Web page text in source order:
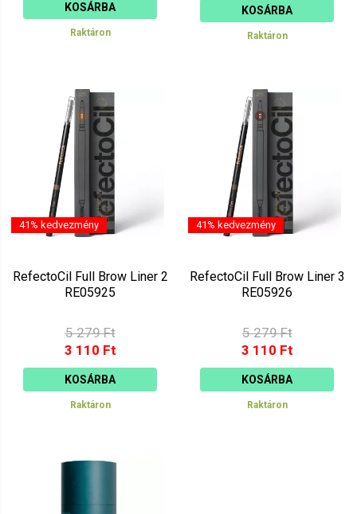
KOSÁRBA
Raktáron
KOSÁRBA
Raktáron
41% kedvezmény
RefectoCil Full Brow Liner 2
RE05925
5 279 Ft
3 110 Ft
KOSÁRBA
Raktáron
41% kedvezmény
RefectoCil Full Brow Liner 3
RE05926
5 279 Ft
3 110 Ft
KOSÁRBA
Raktáron